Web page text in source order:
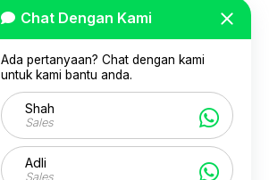
Chat Dengan Kami
Ada pertanyaan? Chat dengan kami
untuk kami bantu anda.
Shah
Sales
Adli
Sales